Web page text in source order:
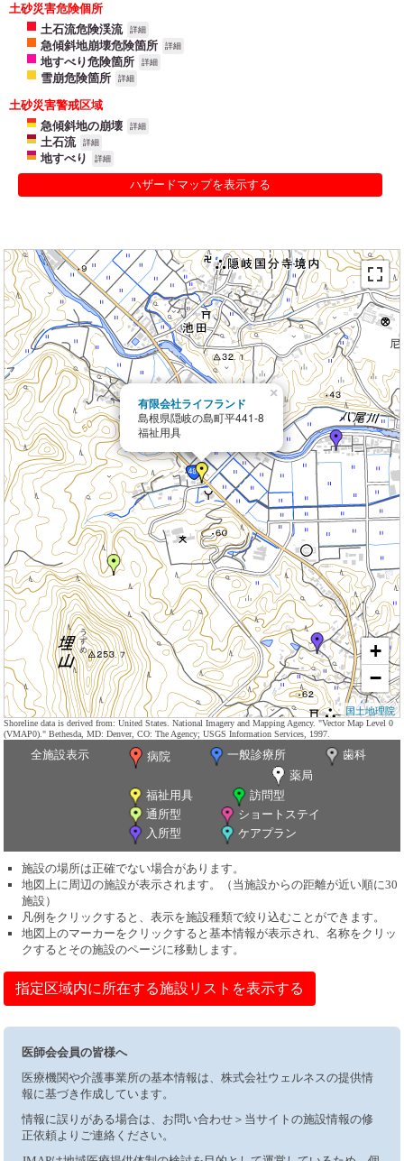
土砂災害危険個所
土石流危険渓流
詳細
急傾斜地崩壊危険箇所 詳細
地すべり危険箇所 詳細
雪崩危険箇所 詳細
土砂災害警戒区域
急傾斜地の崩壊
詳細
土石流 詳細
地すべり 詳細
ハザードマップを表示する
有限会社ライフランド
島根県隠岐の島町平441-8
福祉用具
×
+
−
国土地理院
Shoreline data is derived from: United States. National Imagery and Mapping Agency. "Vector Map Level 0
(VMAP0)." Bethesda, MD: Denver, CO: The Agency; USGS Information Services, 1997.
全施設表示 病院 一般診療所
歯科
薬局
福祉用具
訪問型
通所型
ショートステイ
入所型
ケアプラン
施設の場所は正確でない場合があります。
地図上に周辺の施設が表示されます。（当施設からの距離が近い順に30
施設）
凡例をクリックすると、表示を施設種類で絞り込むことができます。
地図上のマーカーをクリックすると基本情報が表示され、名称をクリッ
クするとその施設のページに移動します。
指定区域内に所在する施設リストを表示する
医師会会員の皆様へ
医療機関や介護事業所の基本情報は、株式会社ウェルネスの提供情
報に基づき作成しています。
情報に誤りがある場合は、お問い合わせ＞当サイトの施設情報の修
正依頼よりご連絡ください。